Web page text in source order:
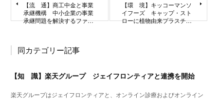
【流 通】商工中金と事業
承継機構 中小企業の事業
承継問題を解決するファ…
【環 境】キッコーマンソ
イフーズ キャップ・スト
ローに植物由来プラスチ…
同カテゴリー記事
【知 識】楽天グループ ジェイフロンティアと連携を開始
楽天グループはジェイフロンティアと、オンライン診療およびオンライン